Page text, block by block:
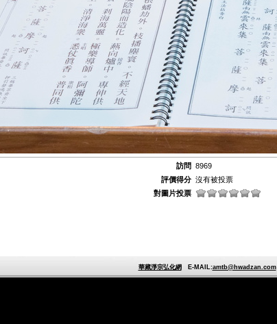
訪問 8969
評價得分 沒有被投票
對圖片投票
華藏淨宗弘化網E-MAIL:amtb@hwadzan.com